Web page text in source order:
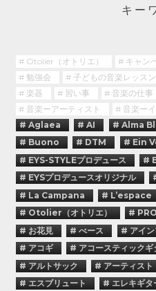
キー
# Otolier（オトリエ） # キャン
# 勉強会
# 子どもの音楽レッスン
# 楽器
# 習い事 # 音楽の仕事
# 音楽ーアーティスト
# 音楽ー
# Aglaea
# AI # Alma
# Buono
# DTM # Ein
# EYS-STYLEプロデュース
#
# EYSプロデュースオリジナル
# La Campana
# L’espace
# Otolier（オトリエ）
#
# お花見
# べース # アイン
# アコギ
# アコースティックギ
# アルトサック
# アーティスト
# エスブリュート
# エレキギタ